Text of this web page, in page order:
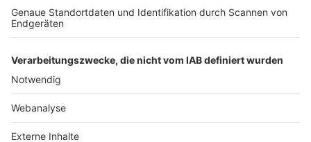
Nutzungsbedingungen Datenschutz Impressum